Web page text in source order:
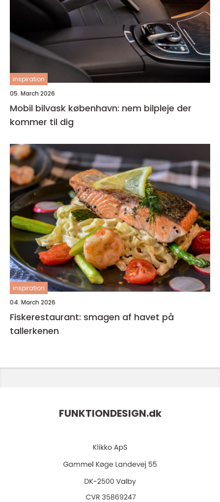
inspiration
05. March 2026
Mobil bilvask københavn: nem bilpleje der
kommer til dig
inspiration
04. March 2026
Fiskerestaurant: smagen af havet på
tallerkenen
FUNKTIONDESIGN.dk